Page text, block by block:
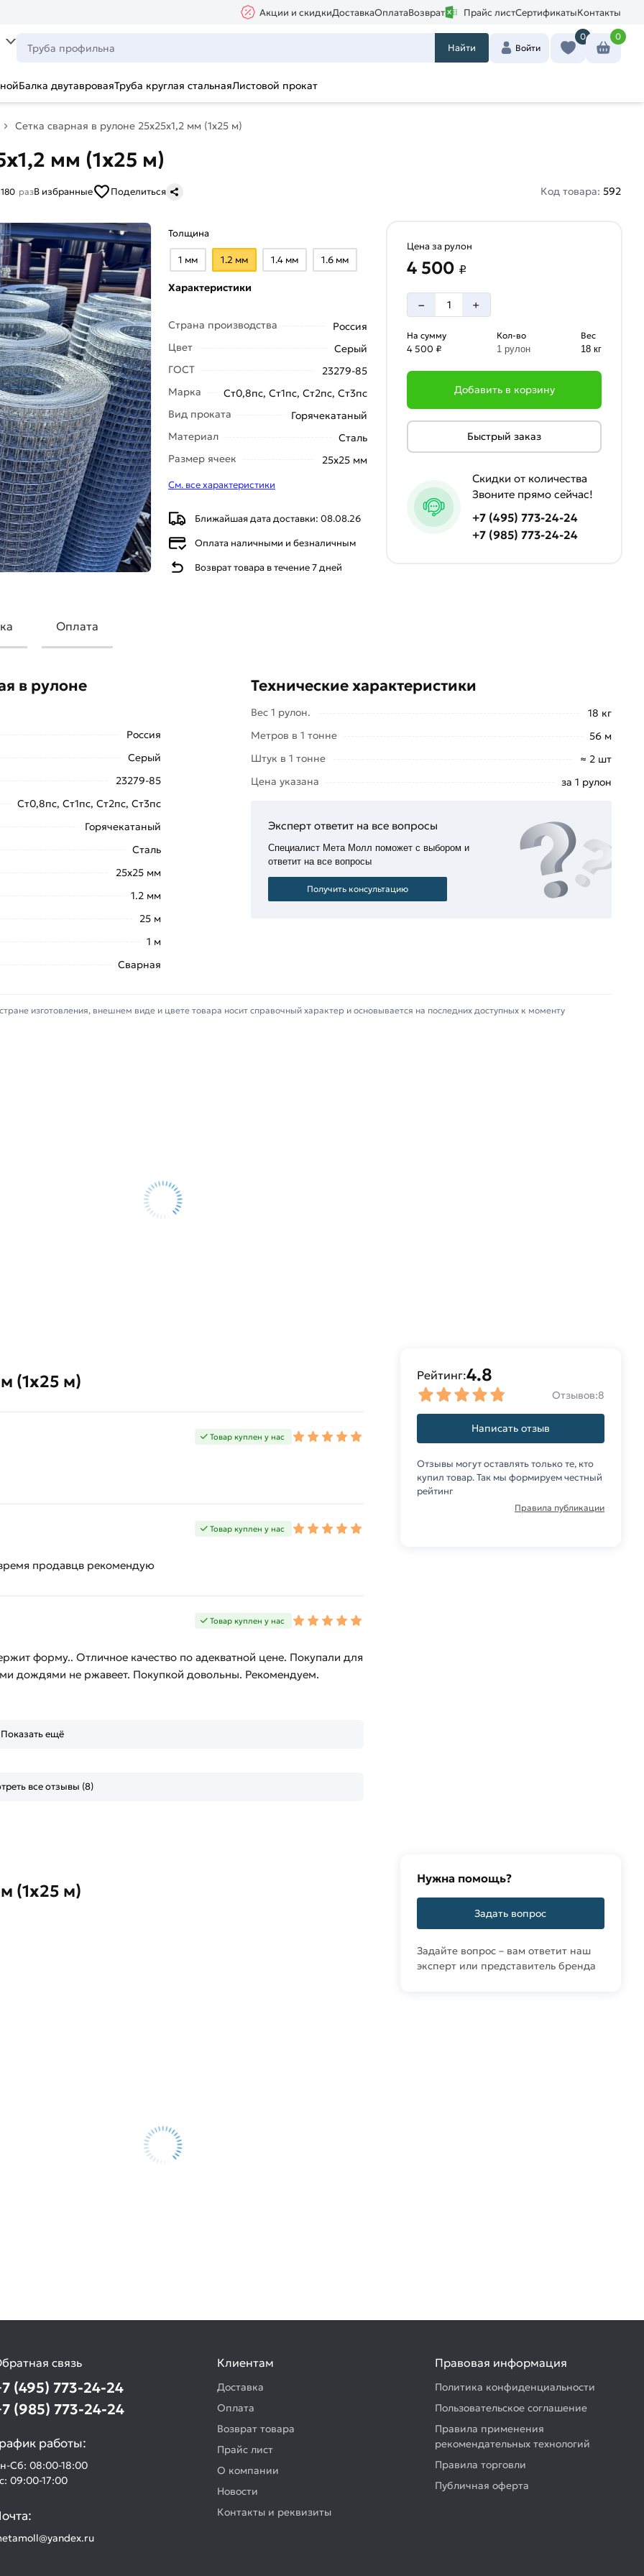
Акции и скидкиДоставкаОплатаВозврат Прайс листСертификатыКонтакты
Найти Войти
0 0
Балка двутавроваяТруба круглая стальнаяЛистовой прокат
Сетка сварная в рулоне 25х25х1,2 мм (1х25 м)
мм (1х25 м)
180 разВ избранные Поделиться Код товара: 592
Толщина
1 мм 1.2 мм 1.4 мм 1.6 мм
Характеристики
Страна производства
Россия
Цвет
Серый
ГОСТ
23279-85
Марка
Ст0,8пс, Ст1пс, Ст2пс, Ст3пс
Вид проката
Горячекатаный
Материал
Сталь
Размер ячеек
25х25 мм
См. все характеристики
Ближайшая дата доставки: 08.08.26
Оплата наличными и безналичным
Возврат товара в течение 7 дней
Цена за рулон
4 500 ₽
– +
На сумму
4 500 ₽
Кол-во
1 рулон
Вес
18 кг
Добавить в корзину
Быстрый заказ
Скидки от количества
Звоните прямо сейчас!
+7 (495) 773-24-24
+7 (985) 773-24-24
Оплата
строительный
при изготовлении
в сфере промышленного
в крошку уже спустя
актуально в сооружениях
нагрузку и множество
ее прочность, высокая степень
«Добавить в корзину»или
Москве и области. Наши
в рулоне
Россия
Серый
23279-85
Ст0,8пс, Ст1пс, Ст2пс, Ст3пс
Горячекатаный
Сталь
25х25 мм
1.2 мм
25 м
1 м
Сварная
Технические характеристики
Вес 1 рулон.
18 кг
Метров в 1 тонне
56 м
Штук в 1 тонне
≈ 2 шт
Цена указана
за 1 рулон
Эксперт ответит на все вопросы
Специалист Мета Молл поможет с выбором и
ответит на все вопросы
Получить консультацию
изготовления, внешнем виде и цвете товара носит справочный характер и основывается на последних доступных к моменту
(1х25 м)
Товар куплен у нас
Товар куплен у нас
продавцв рекомендую
Товар куплен у нас
форму.. Отличное качество по адекватной цене. Покупали для
дождями не ржавеет. Покупкой довольны. Рекомендуем.
Показать ещё
все отзывы (8)
Рейтинг:4.8
Отзывов:8
Написать отзыв
Отзывы могут оставлять только те, кто
купил товар. Так мы формируем честный
рейтинг
Правила публикации
(1х25 м)
Нужна помощь?
Задать вопрос
Задайте вопрос – вам ответит наш
эксперт или представитель бренда
связь
(495) 773-24-24
(985) 773-24-24
работы:
Сб: 08:00-18:00
09:00-17:00
Клиентам
Доставка
Оплата
Возврат товара
Прайс лист
О компании
Новости
Контакты и реквизиты
Правовая информация
Политика конфиденциальности
Пользовательское соглашение
Правила применения
рекомендательных технологий
Правила торговли
Публичная оферта